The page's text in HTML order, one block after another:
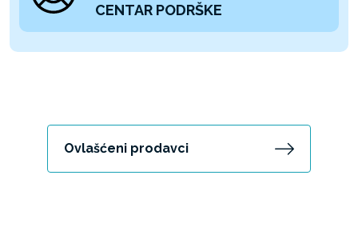
CENTAR PODRŠKE
Ovlašćeni prodavci